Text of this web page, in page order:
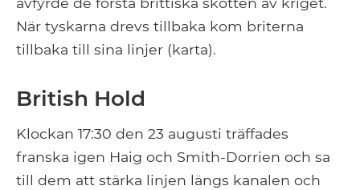
När tyskarna drevs tillbaka kom briterna
tillbaka till sina linjer (karta).
British Hold
Klockan 17:30 den 23 augusti träffades
franska igen Haig och Smith-Dorrien och sa
till dem att stärka linjen längs kanalen och